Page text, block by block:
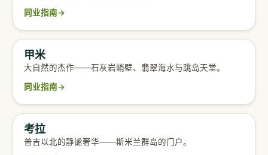
同业指南→
完整同业指南
甲米
大自然的杰作——石灰岩峭壁、翡翠海水与跳岛天堂。
同业指南→
考拉
普吉以北的静谧奢华——斯米兰群岛的门户。